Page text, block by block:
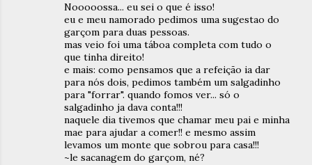
Nooooossa... eu sei o que é isso!
eu e meu namorado pedimos uma sugestao do
garçom para duas pessoas.
mas veio foi uma táboa completa com tudo o
que tinha direito!
e mais: como pensamos que a refeição ia dar
para nós dois, pedimos também um salgadinho
para "forrar". quando fomos ver... só o
salgadinho ja dava conta!!!
naquele dia tivemos que chamar meu pai e minha
mae para ajudar a comer!! e mesmo assim
levamos um monte que sobrou para casa!!!
~le sacanagem do garçom, né?